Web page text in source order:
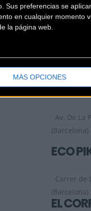
Sus preferencias se
en cualquier momento
la página web.
MÁS OPCIONES
Passeig
Calle 10,
(Barcelona)
Av. De La
(Barcelona)
ECO
Carrer de
(Barcelona)
EL